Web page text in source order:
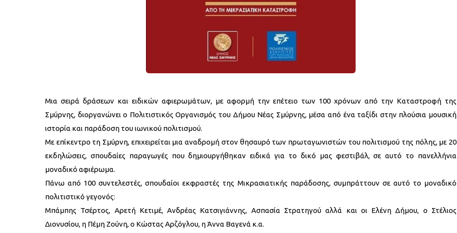
Μια σειρά δράσεων και ειδικών αφιερωμάτων, με αφορμή την επέτειο των 100 χρόνων από την Καταστροφή της
Σμύρνης, διοργανώνει ο Πολιτιστικός Οργανισμός του Δήμου Νέας Σμύρνης, μέσα από ένα ταξίδι στην πλούσια μουσική
ιστορία και παράδοση του ιωνικού πολιτισμού.
Με επίκεντρο τη Σμύρνη, επιχειρείται μια αναδρομή στον θησαυρό των πρωταγωνιστών του πολιτισμού της πόλης, με 20
εκδηλώσεις, σπουδαίες παραγωγές που δημιουργήθηκαν ειδικά για το δικό μας φεστιβάλ, σε αυτό το πανελλήνια
μοναδικό αφιέρωμα.
Πάνω από 100 συντελεστές, σπουδαίοι εκφραστές της Μικρασιατικής παράδοσης, συμπράττουν σε αυτό το μοναδικό
πολιτιστικό γεγονός:
Μπάμπης Τσέρτος, Αρετή Κετιμέ, Ανδρέας Κατσιγιάννης, Ασπασία Στρατηγού αλλά και οι Ελένη Δήμου, ο Στέλιος
Διονυσίου, η Πέμη Ζούνη, ο Κώστας Αρζόγλου, η Άννα Βαγενά κ.α.